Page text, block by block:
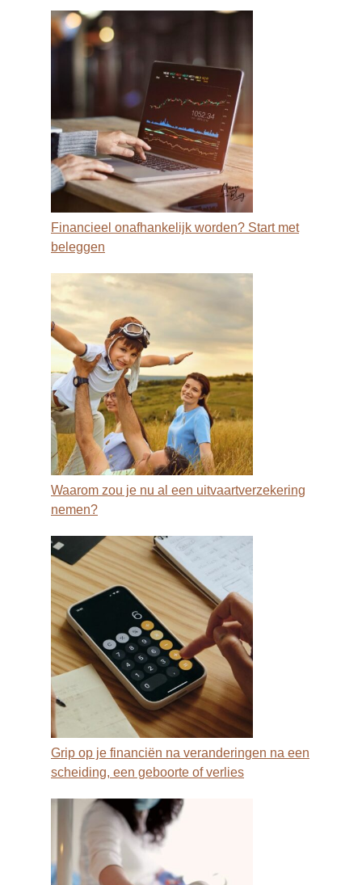
Financieel onafhankelijk worden? Start met
beleggen
Waarom zou je nu al een uitvaartverzekering
nemen?
Grip op je financiën na veranderingen na een
scheiding, een geboorte of verlies